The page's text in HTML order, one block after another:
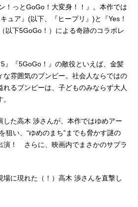
！っとGoGo！大変身！！』。本作では
ュア』(以下、『ヒープリ』)と『Yes！
以下5GoGo！）による奇跡のコラボレ
』『5GoGo！』の敵役といえば、金髪
な雰囲気のブンビー。社会人ならではの
れるブンビーは、子どものみならず大人
した高木 渉さんが、本作ではゆめアー
狙い、“ゆめのまち”までも脅かす謎の
演！ さらに、映画内でまさかのサプラ
場に現れた（！）高木 渉さんを直撃し